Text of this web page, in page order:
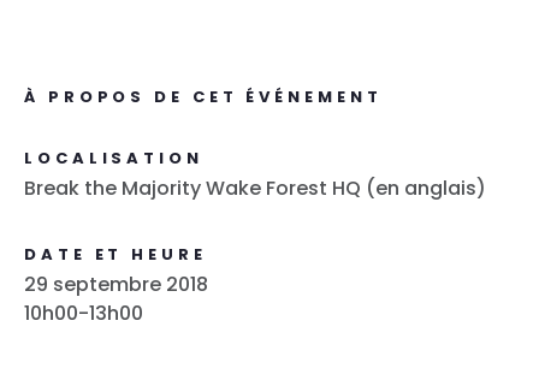
À PROPOS DE CET ÉVÉNEMENT
LOCALISATION
Break the Majority Wake Forest HQ (en anglais)
DATE ET HEURE
29 septembre 2018
10h00-13h00